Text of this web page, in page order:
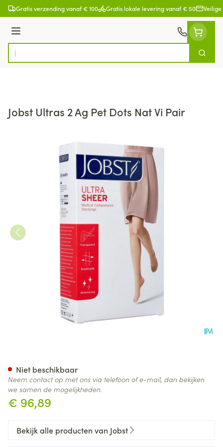
Ga naar de inhoud
Gratis verzending vanaf € 100 Gratis lokale levering vanaf € 50
Menu
Product, merk, categorie...
Zoek
Jobst Ultras 2 Ag Pet Dots Nat Vi Pair
€ 96,89
Niet beschikbaar
Neem contact op met ons via telefoon of e-mail, dan bekijken
we samen de mogelijkheden.
Bekijk alle producten van Jobst